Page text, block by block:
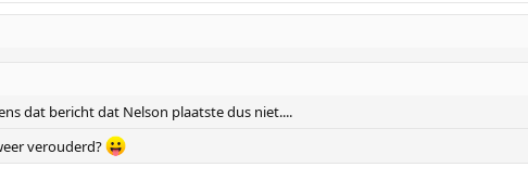
dat bericht dat Nelson plaatste dus niet....
verouderd?